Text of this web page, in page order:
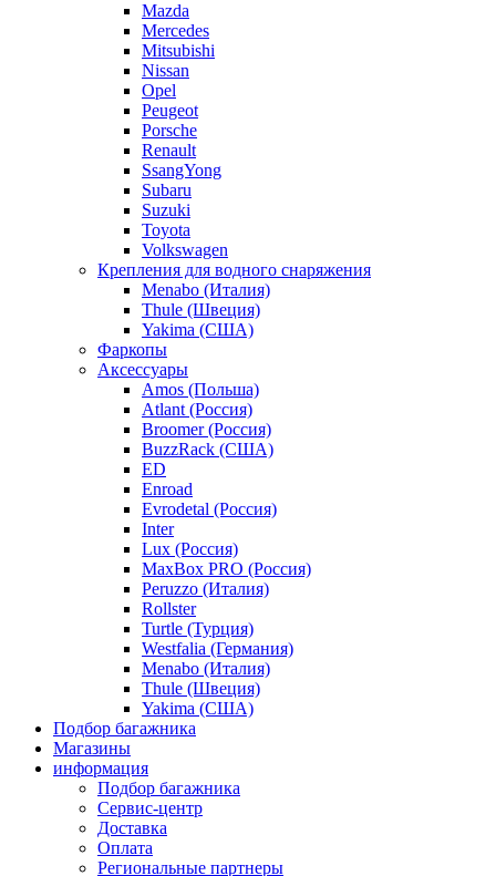
Mazda
Mercedes
Mitsubishi
Nissan
Opel
Peugeot
Porsche
Renault
SsangYong
Subaru
Suzuki
Toyota
Volkswagen
Крепления для водного снаряжения
Menabo (Италия)
Thule (Швеция)
Yakima (США)
Фаркопы
Аксессуары
Amos (Польша)
Atlant (Россия)
Broomer (Россия)
BuzzRack (США)
ED
Enroad
Evrodetal (Россия)
Inter
Lux (Россия)
MaxBox PRO (Россия)
Peruzzo (Италия)
Rollster
Turtle (Турция)
Westfalia (Германия)
Menabo (Италия)
Thule (Швеция)
Yakima (США)
Подбор багажника
Магазины
информация
Подбор багажника
Сервис-центр
Доставка
Оплата
Региональные партнеры